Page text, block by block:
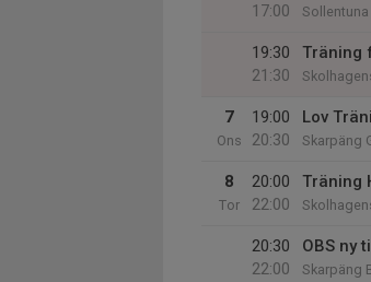
17:00
Sollentuna
19:30
21:30
Träning
7
Ons
19:00
20:30
Lov
Skarpäng
8
Tor
20:00
22:00
Träning
20:30
22:00
OBS ny
Skarpäng